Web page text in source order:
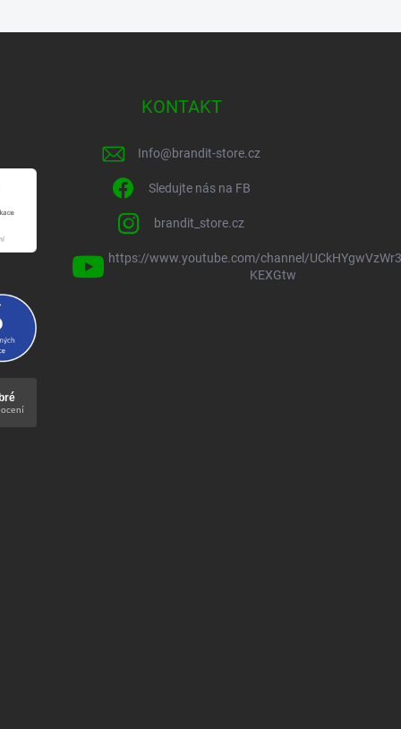
KONTAKT
Info@brandit-store.cz
Sledujte nás na FB
brandit_store.cz
https://www.youtube.com/channel/
KEXGtw